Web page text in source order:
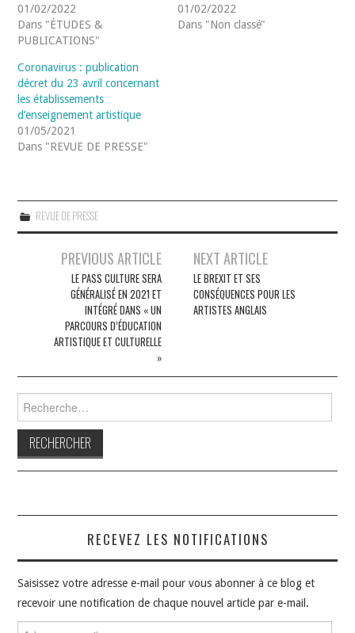
01/02/2022
Dans "ÉTUDES &
PUBLICATIONS"
01/02/2022
Dans "Non classé"
Coronavirus : publication
décret du 23 avril concernant
les établissements
d’enseignement artistique
01/05/2021
Dans "REVUE DE PRESSE"
REVUE DE PRESSE
NavigationPREVIOUS ARTICLE
LE PASS CULTURE SERA
GÉNÉRALISÉ EN 2021 ET
INTÉGRÉ DANS « UN
PARCOURS D’ÉDUCATION
ARTISTIQUE ET CULTURELLE
»
NEXT ARTICLE
LE BREXIT ET SES
CONSÉQUENCES POUR LES
ARTISTES ANGLAIS
RECEVEZ LES NOTIFICATIONS
Saisissez votre adresse e-mail pour vous abonner à ce blog et
recevoir une notification de chaque nouvel article par e-mail.